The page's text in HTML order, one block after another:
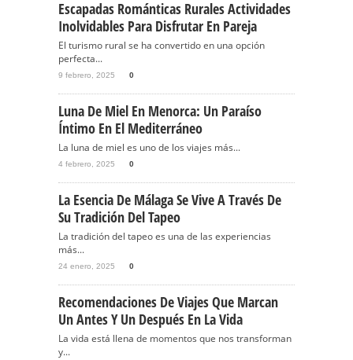
Escapadas Románticas Rurales Actividades
Inolvidables Para Disfrutar En Pareja
El turismo rural se ha convertido en una opción
perfecta...
9 febrero, 2025 0
Luna De Miel En Menorca: Un Paraíso
Íntimo En El Mediterráneo
La luna de miel es uno de los viajes más...
4 febrero, 2025 0
La Esencia De Málaga Se Vive A Través De
Su Tradición Del Tapeo
La tradición del tapeo es una de las experiencias
más...
24 enero, 2025 0
Recomendaciones De Viajes Que Marcan
Un Antes Y Un Después En La Vida
La vida está llena de momentos que nos transforman
y...